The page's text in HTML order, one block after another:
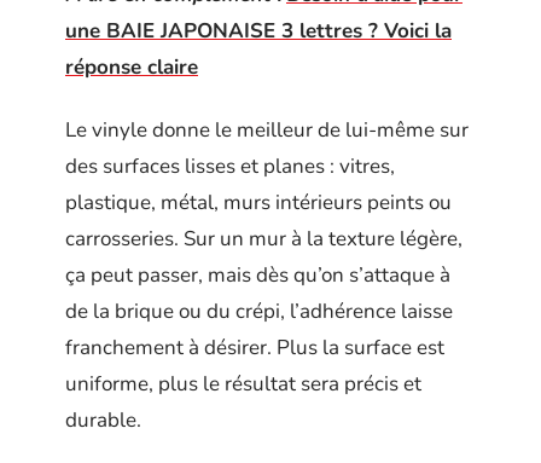
une BAIE JAPONAISE 3 lettres ? Voici la
réponse claire
Le vinyle donne le meilleur de lui-même sur
des surfaces lisses et planes : vitres,
plastique, métal, murs intérieurs peints ou
carrosseries. Sur un mur à la texture légère,
ça peut passer, mais dès qu’on s’attaque à
de la brique ou du crépi, l’adhérence laisse
franchement à désirer. Plus la surface est
uniforme, plus le résultat sera précis et
durable.